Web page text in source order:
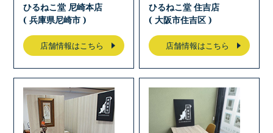
ひるねこ堂 尼崎本店
( 兵庫県尼崎市 )
店舗情報はこちら
ひるねこ堂 住吉店
( 大阪市住吉区 )
店舗情報はこちら